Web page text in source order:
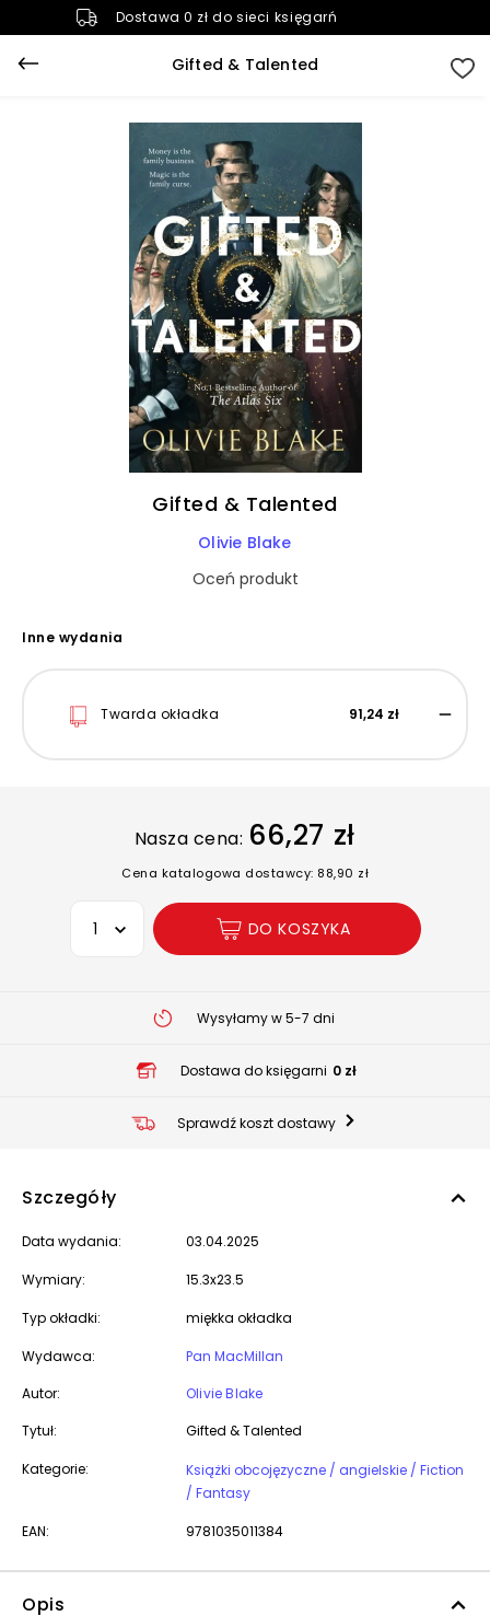
Dostawa 0 zł do sieci księgarń
Gifted & Talented
Gifted & Talented
Olivie Blake
Oceń produkt
Inne wydania
Twarda okładka 91,24 zł
Nasza cena: 66,27 zł
Cena katalogowa dostawcy: 88,90 zł
Wybierz opcję
DO KOSZYKA
Wysyłamy w 5-7 dni
Dostawa do księgarni 0 zł
Sprawdź koszt dostawy
Szczegóły
Data wydania: 03.04.2025
Wymiary: 15.3x23.5
Typ okładki: miękka okładka
Wydawca:
Pan MacMillan
Autor:
Olivie Blake
Tytuł:
Gifted & Talented
Kategorie:
Książki obcojęzyczne / angielskie / Fiction
/ Fantasy
EAN: 9781035011384
Opis